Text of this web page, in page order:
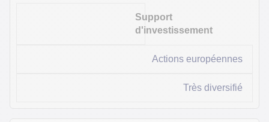
Support
d'investissement
Actions européennes
Très diversifié